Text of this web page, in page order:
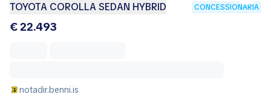
TOYOTA COROLLA SEDAN HYBRID CONCESSIONÁRIA
€ 22.493
notadir.benni.is